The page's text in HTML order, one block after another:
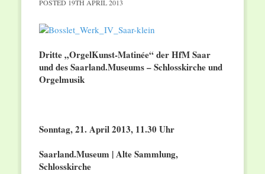
POSTED 19TH APRIL 2013
Dritte „OrgelKunst-Matinée“ der HfM Saar
und des Saarland.Museums – Schlosskirche und
Orgelmusik
Sonntag, 21. April 2013, 11.30 Uhr
Saarland.Museum | Alte Sammlung,
Schlosskirche